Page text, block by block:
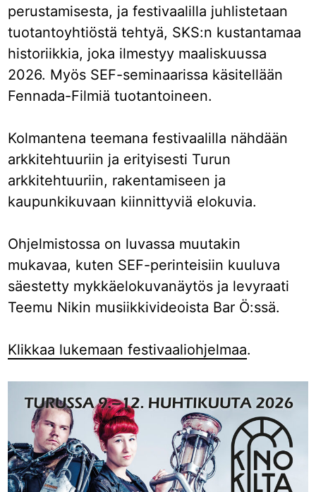
perustamisesta, ja festivaalilla juhlistetaan
tuotantoyhtiöstä tehtyä, SKS:n kustantamaa
historiikkia, joka ilmestyy maaliskuussa
2026. Myös SEF-seminaarissa käsitellään
Fennada-Filmiä tuotantoineen.
Kolmantena teemana festivaalilla nähdään
arkkitehtuuriin ja erityisesti Turun
arkkitehtuuriin, rakentamiseen ja
kaupunkikuvaan kiinnittyviä elokuvia.
Ohjelmistossa on luvassa muutakin
mukavaa, kuten SEF-perinteisiin kuuluva
säestetty mykkäelokuvanäytös ja levyraati
Teemu Nikin musiikkivideoista Bar Ö:ssä.
Klikkaa lukemaan festivaaliohjelmaa.